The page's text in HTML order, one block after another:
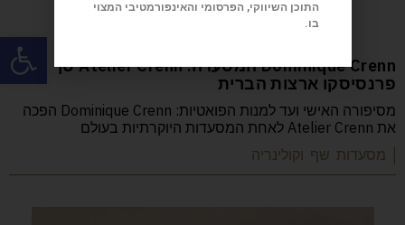
Dominique Crenn המסעדה: Atelier Crenn סן
פרנסיסקו ארצות הברית
מסיפורה האישי ועד למנות הפואטיות: Dominique Crenn הפכה
את Atelier Crenn לאחת המסעדות היוקרתיות בעולם
| מסעדות שף וקולינריה
התוכן השיווקי, הפרסומי והאינפורמטיבי המצוי
בו.